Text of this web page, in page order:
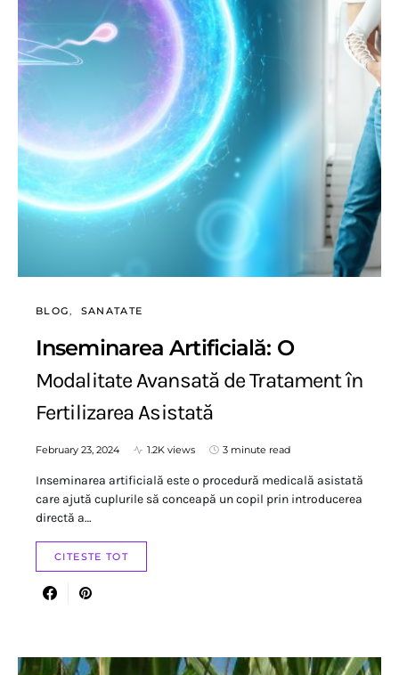
BLOG SANATATE
Inseminarea Artificială: O
Modalitate Avansată de Tratament în
Fertilizarea Asistată
February 23, 2024 1.2K views 3 minute read
Inseminarea artificială este o procedură medicală asistată
care ajută cuplurile să conceapă un copil prin introducerea
directă a…
CITESTE TOT